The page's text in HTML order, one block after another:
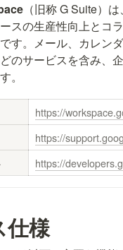
（旧称 G Suite）
スの生産性向上とコ
す。メール、カレン
のサービスを含み、
。
https://
https://
https://
仕様